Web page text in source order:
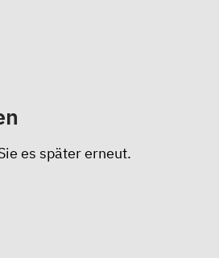
es später erneut.